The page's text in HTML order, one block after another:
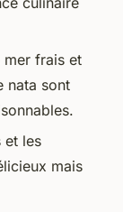
mer frais et
nata sont
et les
mais